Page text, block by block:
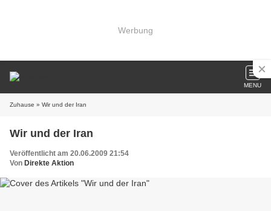
Werbung
MENU
Zuhause » Wir und der Iran
Wir und der Iran
Veröffentlicht am 20.06.2009 21:54
Von Direkte Aktion